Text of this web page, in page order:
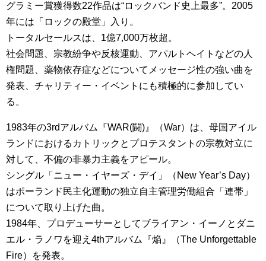
グラミー賞獲得数22作品は“ロックバンド史上最多”。2005
年には「ロックの殿堂」入り。
トータルセールスは、1億7,000万枚超。
社会問題、宗教紛争や反核運動、アパルトヘイトなどの人
権問題、薬物依存症などについてメッセージ性の強い曲を
発表、チャリティー・イベントにも積極的に参加してい
る。
1983年の3rdアルバム『WAR(闘)』（War）は、母国アイル
ランドにおけるカトリックとプロテスタントの宗教対立に
対して、不偏の非暴力主義をアピール。
シングル「ニュー・イヤーズ・デイ」（New Year’s Day）
はポーランド民主化運動の独立自主管理労働組合「連帯」
について取り上げた曲。
1984年、プロデューサーとしてブライアン・イーノとダニ
エル・ラノワを迎え4thアルバム『焔』（The Unforgettable
Fire）を発表。